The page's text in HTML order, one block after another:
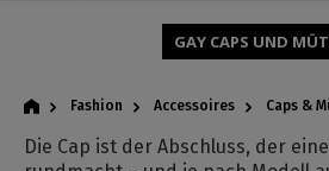
GAY CAPS UND
Fashion Accessoires Caps &
Die Cap ist der Abschluss, der